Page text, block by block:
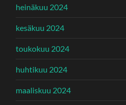
heinäkuu 2024
kesäkuu 2024
toukokuu 2024
huhtikuu 2024
maaliskuu 2024